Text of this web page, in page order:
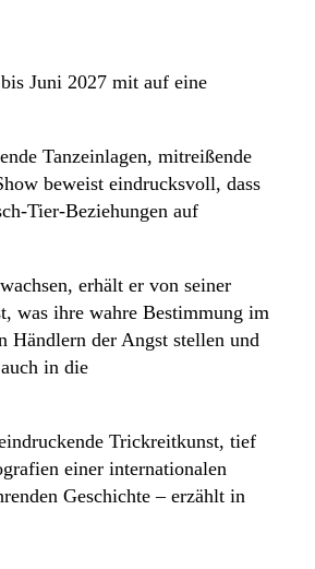
Juni 2027 mit auf eine
Tanzeinlagen, mitreißende
beweist eindrucksvoll, dass
Tier-Beziehungen auf
erhält er von seiner
was ihre wahre Bestimmung im
Händlern der Angst stellen und
in die
Trickreitkunst, tief
einer internationalen
Geschichte – erzählt in